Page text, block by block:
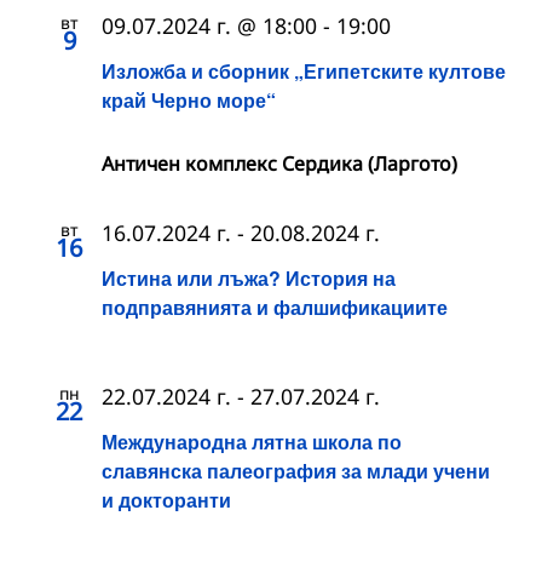
вт
9
Изложба и сборник „Египетските култове
край Черно море“
09.07.2024 г. @ 18:00 - 19:00
Античен комплекс Сердика (Ларгото)
вт
16
Истина или лъжа? История на
подправянията и фалшификациите
16.07.2024 г. - 20.08.2024 г.
пн
22
Международна лятна школа по
славянска палеография за млади учени
и докторанти
22.07.2024 г. - 27.07.2024 г.